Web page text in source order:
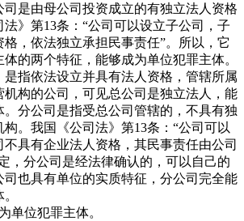
司是由母公司投资成立的有独立法人资格
》第13条：“公司可以设立子公司，子
，依法独立承担民事责任”。所以，它
的两个特征，能够成为单位犯罪主体。
是指依法设立并具有法人资格，管辖所属
机构的公司，可见总公司是独立法人，能
分公司是指受总公司管辖的，不具有独
。我国《公司法》第13条：“公司可以
具有企业法人资格，其民事责任由公司
，分公司是经法律确认的，可以自己的
司也具有单位的实质特征，分公司完全能
位犯罪主体。